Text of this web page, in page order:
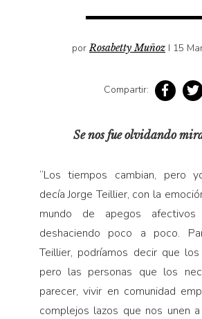
Libros usados
Medioambiente
Narrativas visuales
Pensamiento
Pensamiento ilustrado
Personajes secundarios
Política
porRosabetty Muñoz I 15
Compartir:
Se nos fue olvidando
“Los tiempos cambian, pero
decía Jor­ge Teillier, con la
mundo de apegos
deshaciendo poco a poco.
Teillier, podríamos decir que
pero las personas que los
parecer, vivir en comunidad
com­plejos lazos que nos unen